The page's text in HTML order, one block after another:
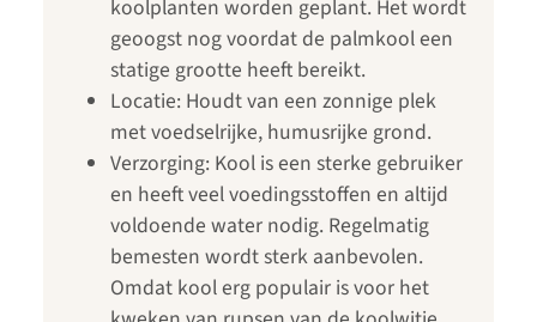
koolplanten worden geplant. Het wordt
geoogst nog voordat de palmkool een
statige grootte heeft bereikt.
Locatie: Houdt van een zonnige plek
met voedselrijke, humusrijke grond.
Verzorging: Kool is een sterke gebruiker
en heeft veel voedingsstoffen en altijd
voldoende water nodig. Regelmatig
bemesten wordt sterk aanbevolen.
Omdat kool erg populair is voor het